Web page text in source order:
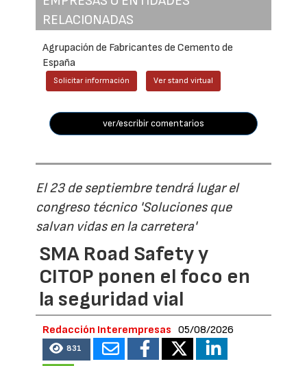
RELACIONADAS
Agrupación de Fabricantes de Cemento de
España
Solicitar información Ver stand virtual
ver/escribir comentarios
El 23 de septiembre tendrá lugar el
congreso técnico 'Soluciones que
salvan vidas en la carretera'
SMA Road Safety y
CITOP ponen el foco en
la seguridad vial
Redacción Interempresas 05/08/2026
831